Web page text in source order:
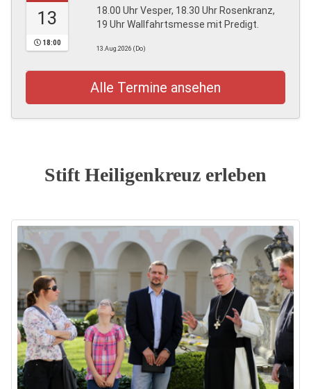
13
18:00
18.00 Uhr Vesper, 18.30 Uhr Rosenkranz,
19 Uhr Wallfahrtsmesse mit Predigt.
13.Aug.2026 (Do)
Alle Termine ansehen
Stift Heiligenkreuz erleben